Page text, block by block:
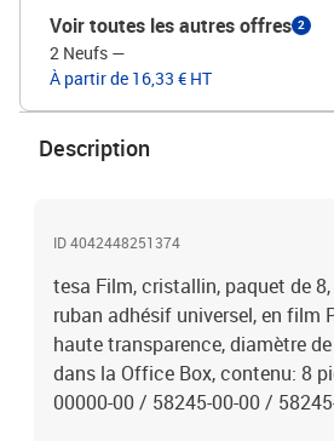
Voir toutes les autres offres 2
2 Neufs —
À partir de 16,33 € HT
Description
ID 4042448251374
tesa Film, cristallin, paquet de
ruban adhésif universel, en film
haute transparence, diamètre
dans la Office Box, contenu: 8
00000-00 / 58245-00-00 /